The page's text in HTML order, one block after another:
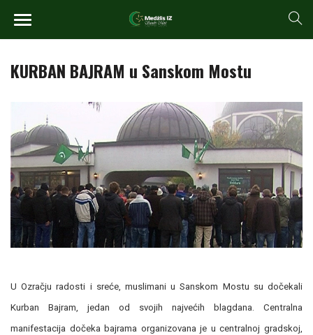
KURBAN BAJRAM u Sanskom Mostu
U Ozračju radosti i sreće, muslimani u Sanskom Mostu su dočekali
Kurban Bajram, jedan od svojih najvećih blagdana. Centralna
manifestacija dočeka bajrama organizovana je u centralnoj gradskoj,